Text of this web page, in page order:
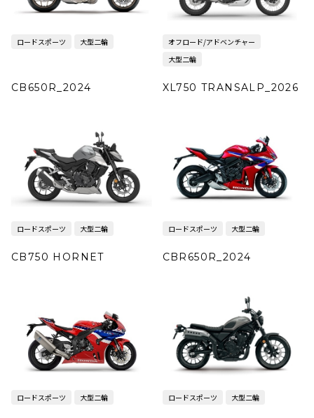
ロードスポーツ 大型二輪
CB650R_2024
オフロード/アドベンチャー
大型二輪
XL750 TRANSALP_2026
ロードスポーツ 大型二輪
CB750 HORNET
ロードスポーツ 大型二輪
CBR650R_2024
ロードスポーツ 大型二輪 ロードスポーツ 大型二輪